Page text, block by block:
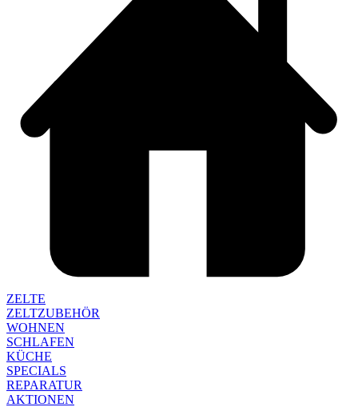
ZELTE
ZELTZUBEHÖR
WOHNEN
SCHLAFEN
KÜCHE
SPECIALS
REPARATUR
AKTIONEN